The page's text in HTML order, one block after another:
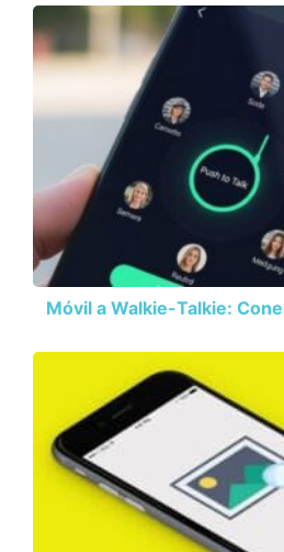
Móvil a Walkie-Talkie: